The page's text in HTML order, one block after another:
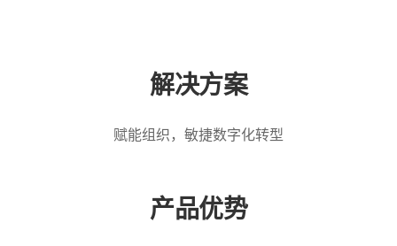
解决方案
赋能组织，敏捷数字化转型
产品优势